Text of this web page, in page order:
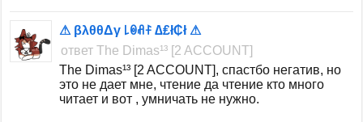
⚠ βλθθΔγ ꒒ꉻꋬꊰ ∆₤ł₵ł ⚠
ответThe Dimas¹³ [2 ACCOUNT]
The Dimas¹³ [2 ACCOUNT], спастбо негатив, но
это не дает мне, чтение да чтение кто много
читает и вот , умничать не нужно.